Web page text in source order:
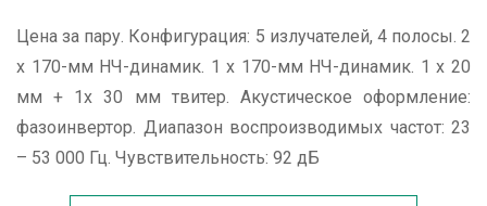
Цена за пару. Конфигурация: 5 излучателей, 4 полосы. 2
x 170-мм НЧ-динамик. 1 х 170-мм НЧ-динамик. 1 x 20
мм + 1x 30 мм твитер. Акустическое оформление:
фазоинвертор. Диапазон воспроизводимых частот: 23
– 53 000 Гц. Чувствительность: 92 дБ